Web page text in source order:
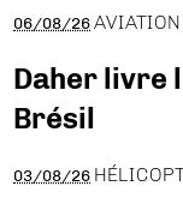
06/08/26
Daher livre
Brésil
03/08/26